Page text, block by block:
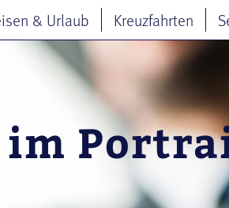
& Urlaub Kreuzfahrten
im